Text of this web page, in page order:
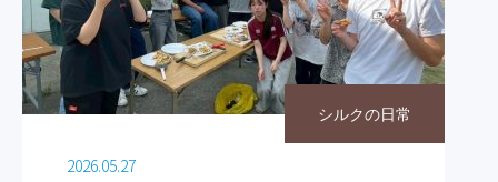
シルクの日常
2026.05.27